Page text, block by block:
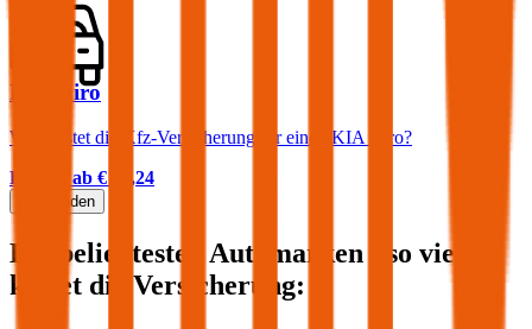
KIA Niro
Was kostet die Kfz-Versicherung für einen KIA Niro?
Prämie ab € 35,24
Mehr laden
Die beliebtesten Automarken - so viel
kostet die Versicherung: